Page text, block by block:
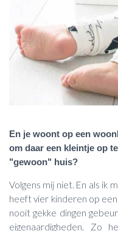
En je woont op een
om daar een kleintje op
"gewoon" huis?
Volgens mij niet. En als ik
heeft vier kinderen op
nooit gekke dingen
eigenaardigheden. Zo